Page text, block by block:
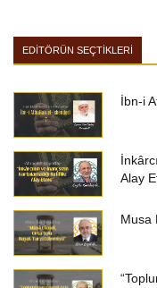
EDİTÖRÜN SEÇTİKLERİ
İbn-i
Alay
Musa